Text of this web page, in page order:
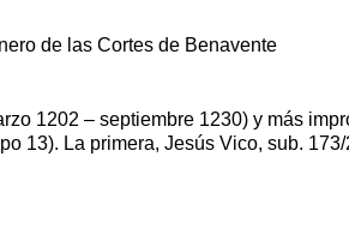
1202 – septiembre 1230) y más
13). La primera, Jesús Vico, sub.